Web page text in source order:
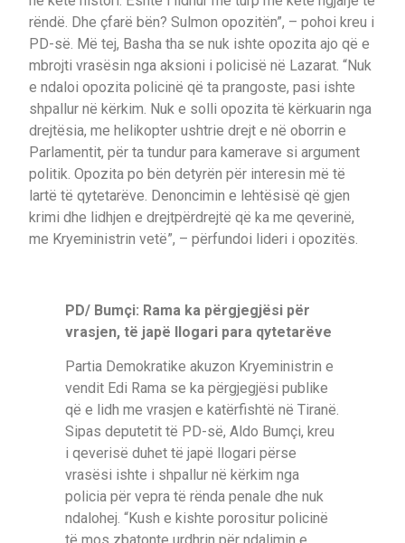
rëndë. Dhe çfarë bën? Sulmon opozitën”, – pohoi kreu i
PD-së. Më tej, Basha tha se nuk ishte opozita ajo që e
mbrojti vrasësin nga aksioni i policisë në Lazarat. “Nuk
e ndaloi opozita policinë që ta prangoste, pasi ishte
shpallur në kërkim. Nuk e solli opozita të kërkuarin nga
drejtësia, me helikopter ushtrie drejt e në oborrin e
Parlamentit, për ta tundur para kamerave si argument
politik. Opozita po bën detyrën për interesin më të
lartë të qytetarëve. Denoncimin e lehtësisë që gjen
krimi dhe lidhjen e drejtpërdrejtë që ka me qeverinë,
me Kryeministrin vetë”, – përfundoi lideri i opozitës.
PD/ Bumçi: Rama ka përgjegjësi për
vrasjen, të japë llogari para qytetarëve
Partia Demokratike akuzon Kryeministrin e
vendit Edi Rama se ka përgjegjësi publike
që e lidh me vrasjen e katërfishtë në Tiranë.
Sipas deputetit të PD-së, Aldo Bumçi, kreu
i qeverisë duhet të japë llogari përse
vrasësi ishte i shpallur në kërkim nga
policia për vepra të rënda penale dhe nuk
ndalohej. “Kush e kishte porositur policinë